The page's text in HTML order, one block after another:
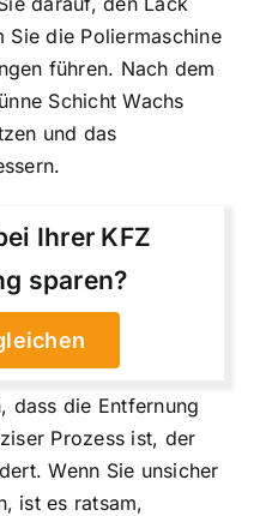
Sie die Poliermaschine
führen. Nach dem
Schicht Wachs
und das
Ihrer KFZ
sparen?
dass die Entfernung
Prozess ist, der
Wenn Sie unsicher
ist es ratsam,